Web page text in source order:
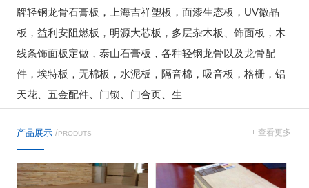
牌轻钢龙骨石膏板，上海吉祥塑板，面漆生态板，UV微晶
板，益利安阻燃板，明源大芯板，多层杂木板、饰面板，木
线条饰面板定做，泰山石膏板，各种轻钢龙骨以及龙骨配
件，埃特板，无棉板，水泥板，隔音棉，吸音板，格栅，铝
天花、五金配件、门锁、门合页、生
产品展示 /PRODUTS + 查看更多